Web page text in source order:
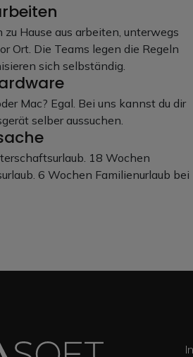
Hause aus arbeiten, unterwegs
Ort. Die Teams legen die Regeln
sich selbständig.
Mac? Egal. Bei uns kannst du dir
selber aussuchen.
18 Wochen
6 Wochen Familienurlaub bei